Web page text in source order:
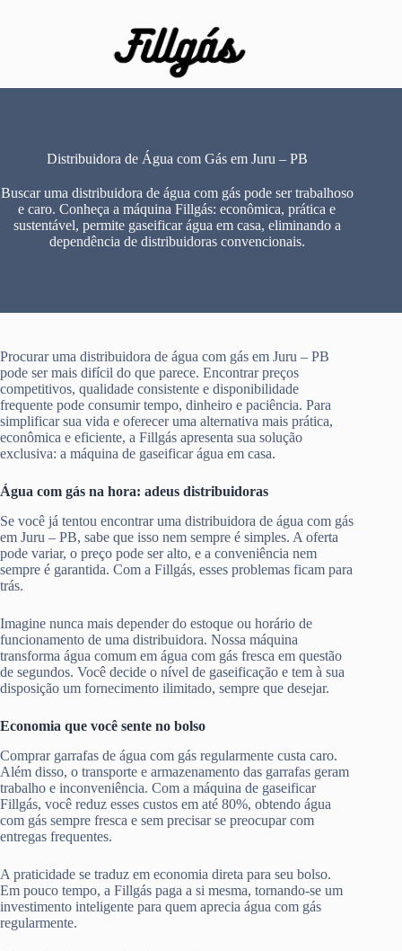
Distribuidora de Água com Gás em Juru – PB
Buscar uma distribuidora de água com gás pode ser trabalhoso
e caro. Conheça a máquina Fillgás: econômica, prática e
sustentável, permite gaseificar água em casa, eliminando a
dependência de distribuidoras convencionais.
Procurar uma distribuidora de água com gás em Juru – PB
pode ser mais difícil do que parece. Encontrar preços
competitivos, qualidade consistente e disponibilidade
frequente pode consumir tempo, dinheiro e paciência. Para
simplificar sua vida e oferecer uma alternativa mais prática,
econômica e eficiente, a Fillgás apresenta sua solução
exclusiva: a máquina de gaseificar água em casa.
Água com gás na hora: adeus distribuidoras
Se você já tentou encontrar uma distribuidora de água com gás
em Juru – PB, sabe que isso nem sempre é simples. A oferta
pode variar, o preço pode ser alto, e a conveniência nem
sempre é garantida. Com a Fillgás, esses problemas ficam para
trás.
Imagine nunca mais depender do estoque ou horário de
funcionamento de uma distribuidora. Nossa máquina
transforma água comum em água com gás fresca em questão
de segundos. Você decide o nível de gaseificação e tem à sua
disposição um fornecimento ilimitado, sempre que desejar.
Economia que você sente no bolso
Comprar garrafas de água com gás regularmente custa caro.
Além disso, o transporte e armazenamento das garrafas geram
trabalho e inconveniência. Com a máquina de gaseificar
Fillgás, você reduz esses custos em até 80%, obtendo água
com gás sempre fresca e sem precisar se preocupar com
entregas frequentes.
A praticidade se traduz em economia direta para seu bolso.
Em pouco tempo, a Fillgás paga a si mesma, tornando-se um
investimento inteligente para quem aprecia água com gás
regularmente.